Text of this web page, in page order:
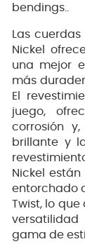
bendings..
Las
Nickel
una mejor
más
El
juego,
corrosión
brillante y
Nickel
entorchado
Twist, lo
gama de